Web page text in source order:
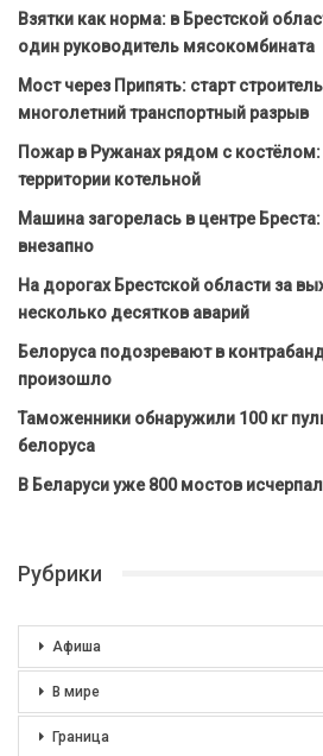
Взятки как норма: в Брестской
один руководитель мясокомбината
Мост через Припять: старт
многолетний транспортный разрыв
Пожар в Ружанах рядом с костёлом:
территории котельной
Машина загорелась в центре
внезапно
На дорогах Брестской области за
несколько десятков аварий
Белоруса подозревают в
произошло
Таможенники обнаружили 100 кг
белоруса
В Беларуси уже 800 мостов
Рубрики
Афиша
В мире
Граница